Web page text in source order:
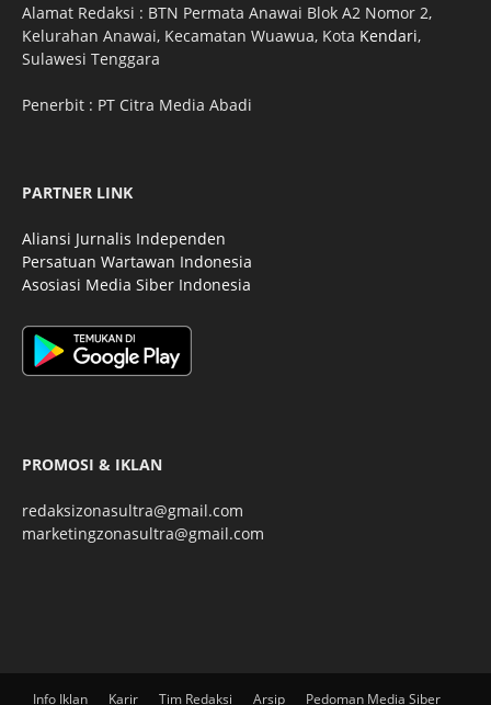
Alamat Redaksi : BTN Permata Anawai Blok A2 Nomor 2,
Kelurahan Anawai, Kecamatan Wuawua, Kota Kendari,
Sulawesi Tenggara
Penerbit : PT Citra Media Abadi
PARTNER LINK
Aliansi Jurnalis Independen
Persatuan Wartawan Indonesia
Asosiasi Media Siber Indonesia
PROMOSI & IKLAN
redaksizonasultra@gmail.com
marketingzonasultra@gmail.com
Info Iklan Karir Tim Redaksi Arsip Pedoman Media Siber